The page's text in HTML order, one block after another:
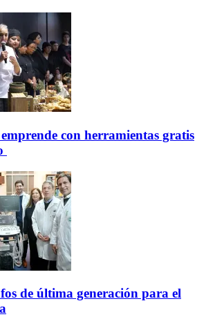
con herramientas gratis
de última generación para el